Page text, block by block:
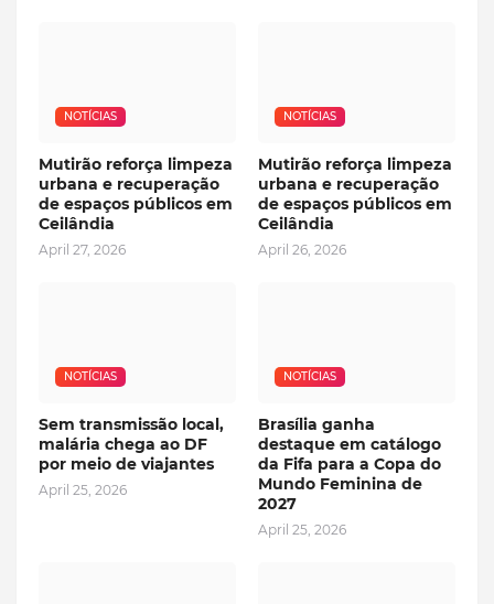
NOTÍCIAS
Mutirão reforça limpeza
urbana e recuperação
de espaços públicos em
Ceilândia
April 27, 2026
NOTÍCIAS
Mutirão reforça limpeza
urbana e recuperação
de espaços públicos em
Ceilândia
April 26, 2026
NOTÍCIAS
Sem transmissão local,
malária chega ao DF
por meio de viajantes
April 25, 2026
NOTÍCIAS
Brasília ganha
destaque em catálogo
da Fifa para a Copa do
Mundo Feminina de
2027
April 25, 2026